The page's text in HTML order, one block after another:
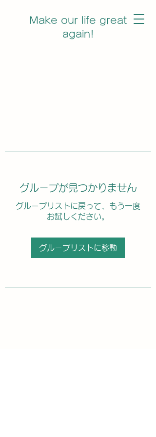
Make our life great
again!
グループが見つかりません
グループリストに戻って、もう一度
お試しください。
グループリストに移動